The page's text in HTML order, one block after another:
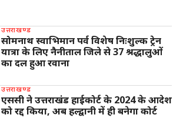
उत्तराखण्ड
सोमनाथ स्वाभिमान पर्व विशेष निःशुल्क ट्रेन
यात्रा के लिए नैनीताल जिले से 37 श्रद्धालुओं
का दल हुआ रवाना
उत्तराखण्ड
एससी ने उत्तराखंड हाईकोर्ट के 2024 के आदेश
को रद्द किया, अब हल्द्वानी में ही बनेगा कोर्ट